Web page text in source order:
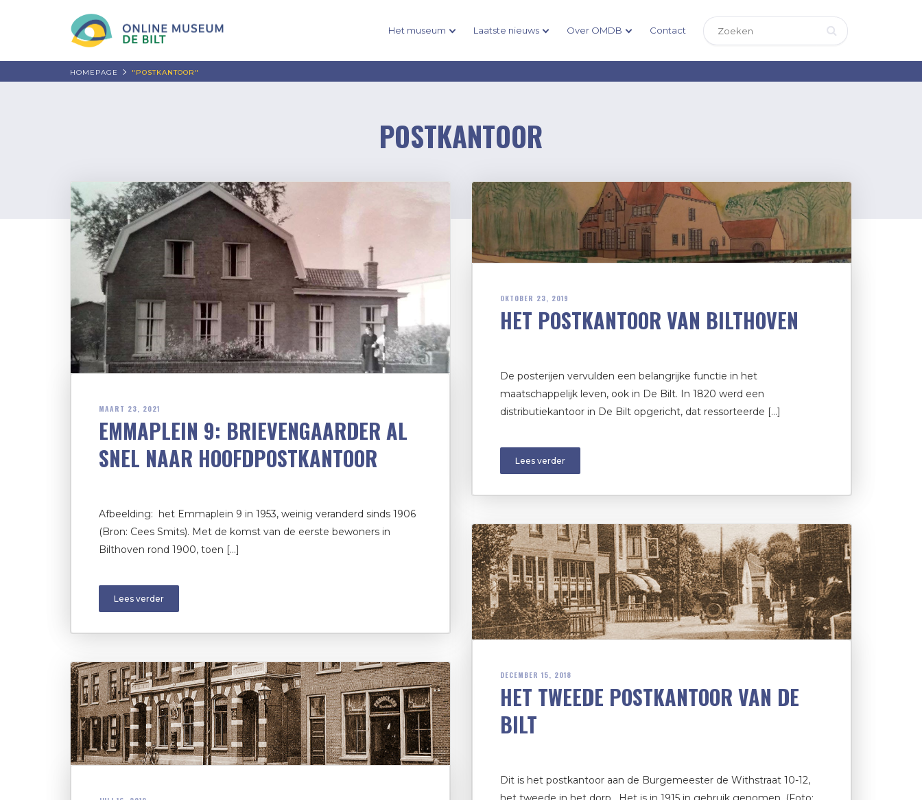
Het museum Laatste nieuws Over OMDB Contact
HOMEPAGE "POSTKANTOOR"
POSTKANTOOR
MAART 23, 2021
EMMAPLEIN 9: BRIEVENGAARDER AL
SNEL NAAR HOOFDPOSTKANTOOR
Afbeelding: het Emmaplein 9 in 1953, weinig veranderd sinds 1906
(Bron: Cees Smits). Met de komst van de eerste bewoners in
Bilthoven rond 1900, toen […]
Lees verder
OKTOBER 23, 2019
HET POSTKANTOOR VAN BILTHOVEN
De posterijen vervulden een belangrijke functie in het
maatschappelijk leven, ook in De Bilt. In 1820 werd een
distributiekantoor in De Bilt opgericht, dat ressorteerde […]
Lees verder
DECEMBER 15, 2018
HET TWEEDE POSTKANTOOR VAN DE
BILT
Dit is het postkantoor aan de Burgemeester de Withstraat 10-12,